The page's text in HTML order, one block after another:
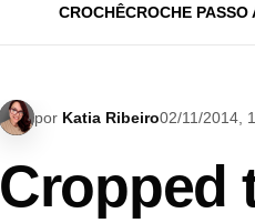
CROCHÊCROCHE PASSO
por Katia Ribeiro02/11/2014,
Cropped